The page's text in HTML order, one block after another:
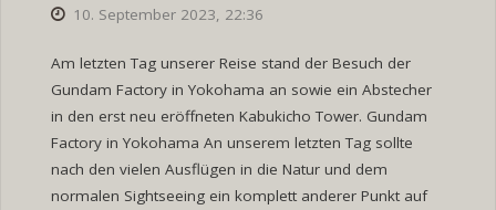
10. September 2023, 22:36
Am letzten Tag unserer Reise stand der Besuch der
Gundam Factory in Yokohama an sowie ein Abstecher
in den erst neu eröffneten Kabukicho Tower. Gundam
Factory in Yokohama An unserem letzten Tag sollte
nach den vielen Ausflügen in die Natur und dem
normalen Sightseeing ein komplett anderer Punkt auf